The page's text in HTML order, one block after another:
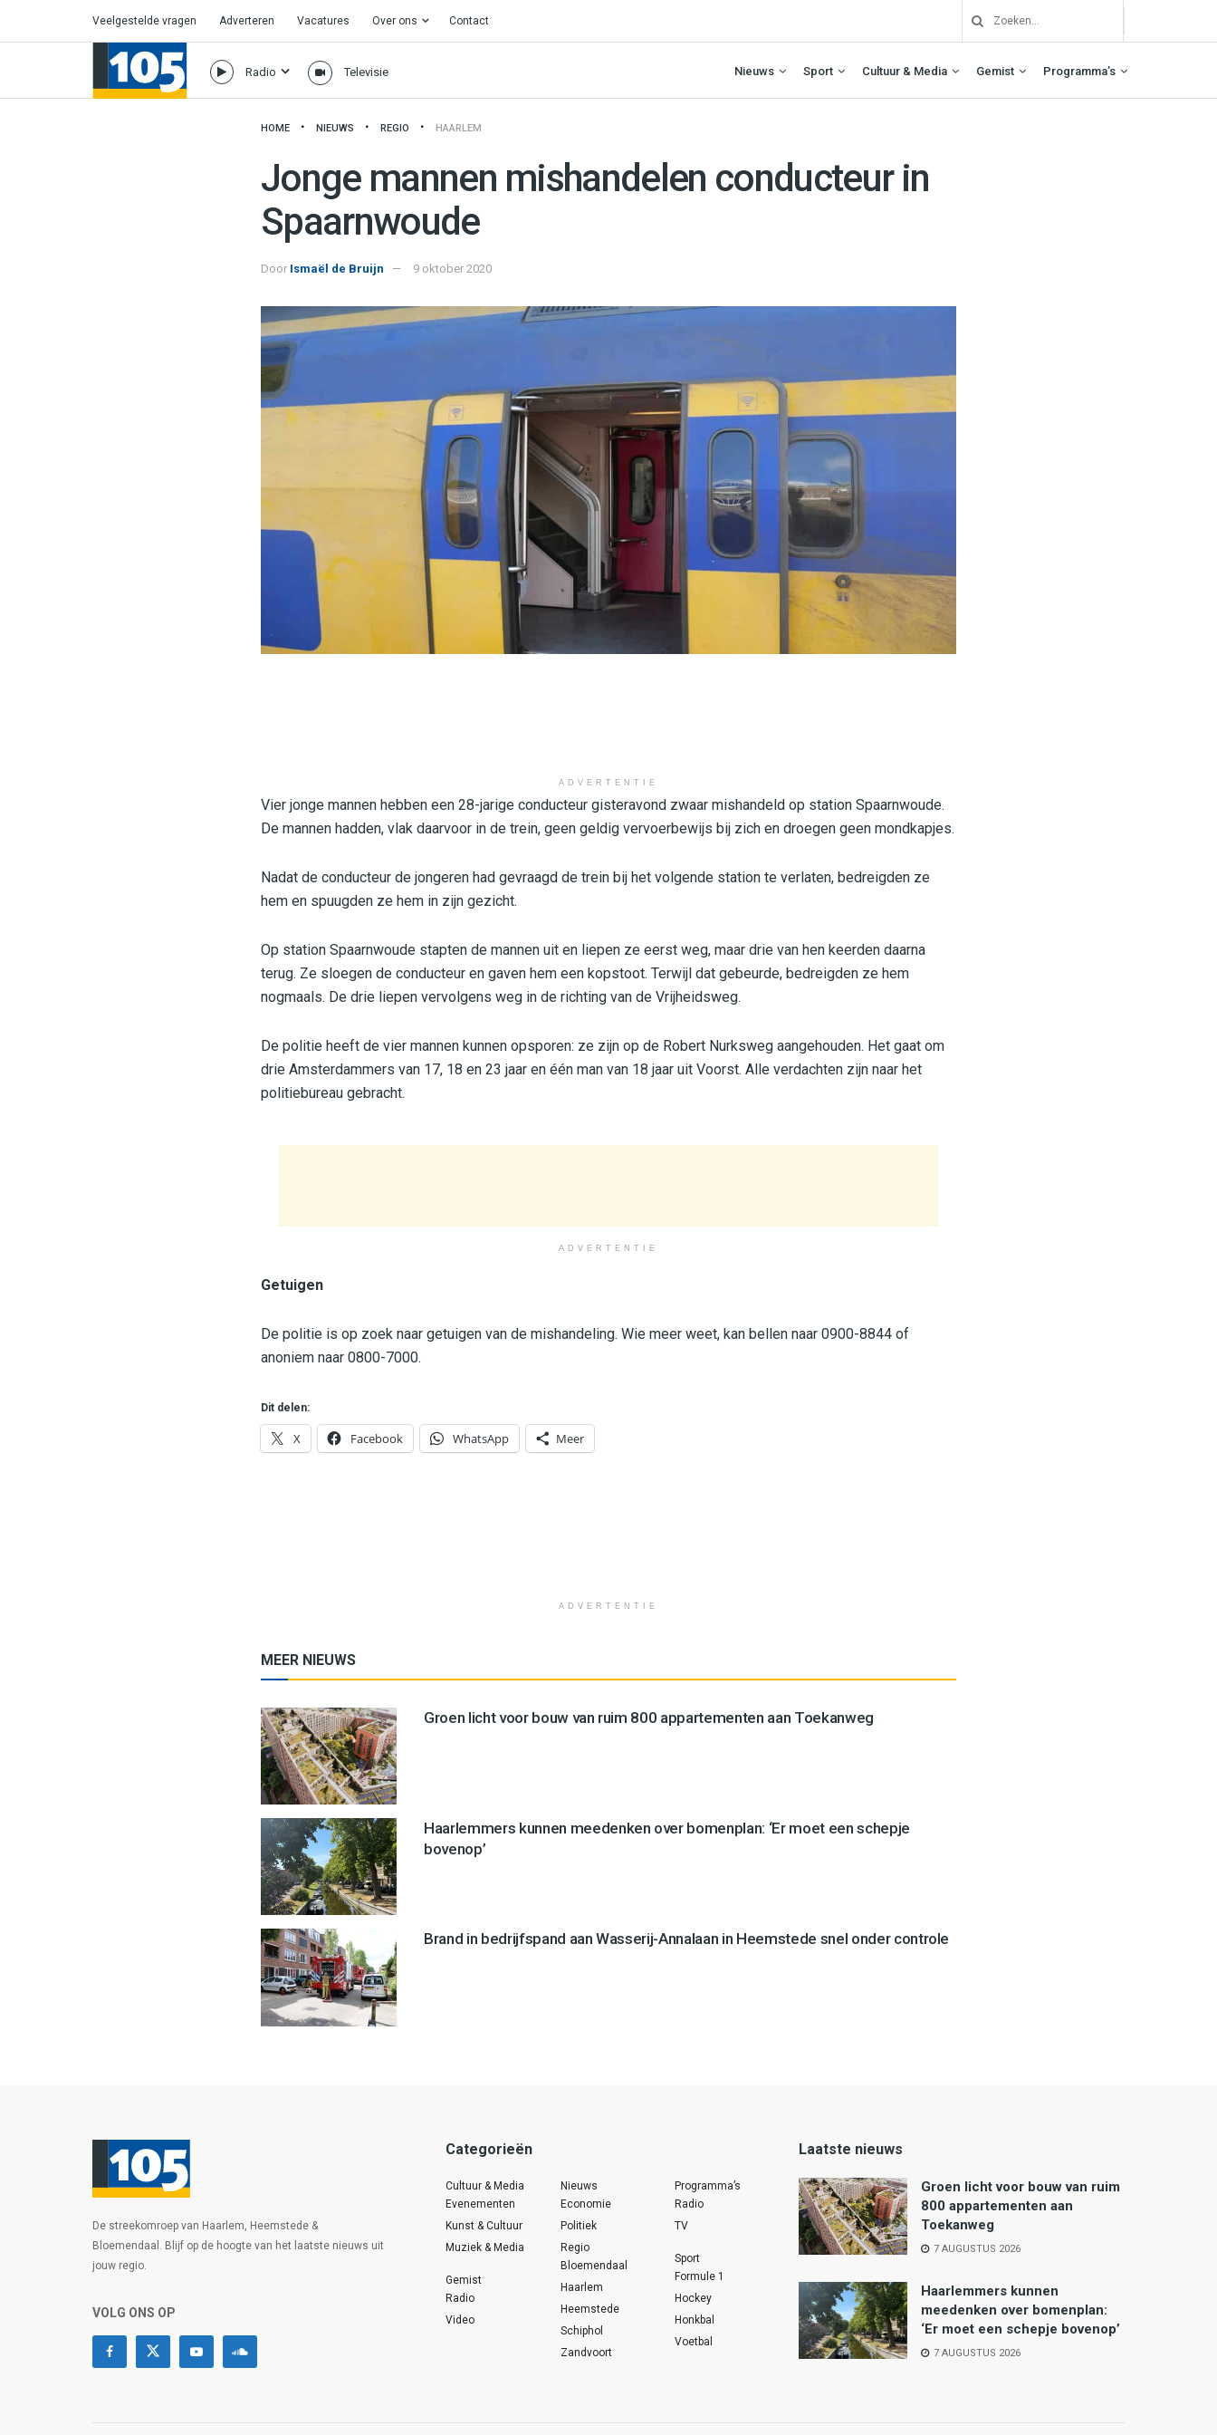
Veelgestelde vragen Adverteren Vacatures Over ons Contact
Radio Televisie Nieuws Sport Cultuur & Media Gemist Programma’s
HOME NIEUWS REGIO HAARLEM
Jonge mannen mishandelen conducteur in
Spaarnwoude
Door Ismaël de Bruijn 9 oktober 2020
ADVERTENTIE
Vier jonge mannen hebben een 28-jarige conducteur gisteravond zwaar mishandeld op station Spaarnwoude.
De mannen hadden, vlak daarvoor in de trein, geen geldig vervoerbewijs bij zich en droegen geen mondkapjes.
Nadat de conducteur de jongeren had gevraagd de trein bij het volgende station te verlaten, bedreigden ze
hem en spuugden ze hem in zijn gezicht.
Op station Spaarnwoude stapten de mannen uit en liepen ze eerst weg, maar drie van hen keerden daarna
terug. Ze sloegen de conducteur en gaven hem een kopstoot. Terwijl dat gebeurde, bedreigden ze hem
nogmaals. De drie liepen vervolgens weg in de richting van de Vrijheidsweg.
De politie heeft de vier mannen kunnen opsporen: ze zijn op de Robert Nurksweg aangehouden. Het gaat om
drie Amsterdammers van 17, 18 en 23 jaar en één man van 18 jaar uit Voorst. Alle verdachten zijn naar het
politiebureau gebracht.
ADVERTENTIE
Getuigen
De politie is op zoek naar getuigen van de mishandeling. Wie meer weet, kan bellen naar 0900-8844 of
anoniem naar 0800-7000.
Dit delen:
X Facebook WhatsApp Meer
ADVERTENTIE
MEER NIEUWS
Groen licht voor bouw van ruim 800 appartementen aan Toekanweg
Haarlemmers kunnen meedenken over bomenplan: ‘Er moet een schepje
bovenop’
Brand in bedrijfspand aan Wasserij-Annalaan in Heemstede snel onder controle
De streekomroep van Haarlem, Heemstede &
Bloemendaal. Blijf op de hoogte van het laatste nieuws uit
jouw regio.
VOLG ONS OP
Categorieën
Cultuur & Media
Evenementen
Kunst & Cultuur
Muziek & Media
Gemist
Radio
Video
Nieuws
Economie
Politiek
Regio
Bloemendaal
Haarlem
Heemstede
Schiphol
Zandvoort
Programma’s
Radio
TV
Sport
Formule 1
Hockey
Honkbal
Voetbal
Laatste nieuws
Groen licht voor bouw van ruim
800 appartementen aan
Toekanweg
7 AUGUSTUS 2026
Haarlemmers kunnen
meedenken over bomenplan:
‘Er moet een schepje bovenop’
7 AUGUSTUS 2026